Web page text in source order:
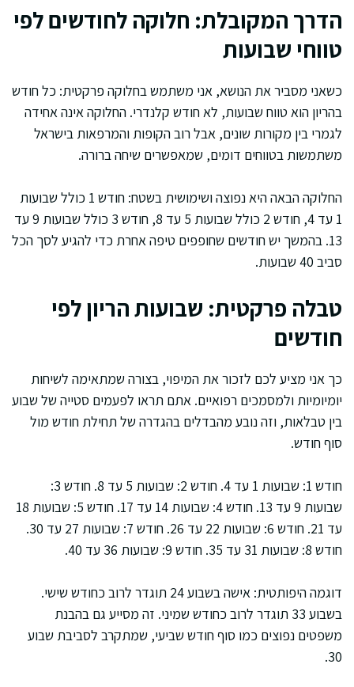
הדרך המקובלת: חלוקה לחודשים לפי
טווחי שבועות
כשאני מסביר את הנושא, אני משתמש בחלוקה פרקטית: כל חודש
בהריון הוא טווח שבועות, לא חודש קלנדרי. החלוקה אינה אחידה
לגמרי בין מקורות שונים, אבל רוב הקופות והמרפאות בישראל
משתמשות בטווחים דומים, שמאפשרים שיחה ברורה.
החלוקה הבאה היא נפוצה ושימושית בשטח: חודש 1 כולל שבועות
1 עד 4, חודש 2 כולל שבועות 5 עד 8, חודש 3 כולל שבועות 9 עד
13. בהמשך יש חודשים שחופפים טיפה אחרת כדי להגיע לסך הכל
סביב 40 שבועות.
טבלה פרקטית: שבועות הריון לפי
חודשים
כך אני מציע לכם לזכור את המיפוי, בצורה שמתאימה לשיחות
יומיומיות ולמסמכים רפואיים. אתם תראו לפעמים סטייה של שבוע
בין טבלאות, וזה נובע מהבדלים בהגדרה של תחילת חודש מול
סוף חודש.
חודש 1: שבועות 1 עד 4. חודש 2: שבועות 5 עד 8. חודש 3:
שבועות 9 עד 13. חודש 4: שבועות 14 עד 17. חודש 5: שבועות 18
עד 21. חודש 6: שבועות 22 עד 26. חודש 7: שבועות 27 עד 30.
חודש 8: שבועות 31 עד 35. חודש 9: שבועות 36 עד 40.
דוגמה היפותטית: אישה בשבוע 24 תוגדר לרוב כחודש שישי.
בשבוע 33 תוגדר לרוב כחודש שמיני. זה מסייע גם בהבנת
משפטים נפוצים כמו סוף חודש שביעי, שמתקרב לסביבת שבוע
30.